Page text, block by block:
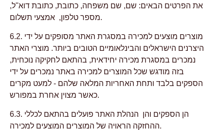
את הפרטים הבאים: שם, שם משפחה, כתובת, כתובת דוא''ל,
מספר טלפון, אמצעי תשלום.
6.2. מוצרים מוצעים למכירה במסגרת האתר מסופקים על ידי
היצרנים הישראלים והבינלאומיים הטובים ביותר. מוצרי האתר
נמכרים במסגרת מכירה יחידאית, בהתאם לחקיקה נוכחית,
בזה מודגש שכל המוצרים למכירה באתר נמכרים על ידי
הספקים בלבד ותחת האחריות המלאה שלהם - למעט מקרים
כאשר מצוין אחרת במפורש.
6.3. הן הספקים והן הנהלת האתר פועלים בהתאם לכללי
ההחזקה הראויה של המוצרים המוצעים למכירה.